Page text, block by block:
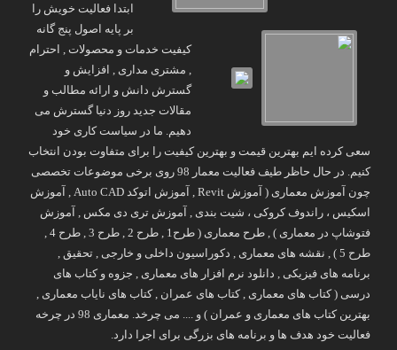
ابتدا فعالیت خویش را
بر پایه اصول پنج گانه
کیفیت خدمات و محصولات , احترام
, مشتری مداری , افزایش و
گسترش دانش و ارائه مطالب و
مقالات جدید روز دنیا گسترش می
دهیم. ما در سیاست کاری خود
سعی کرده ایم بهترین قیمت و بهترین کیفیت را برای متفاوت بودن انتخاب
کنیم. در حال حاظر طیف فعالیت معمار 98 روی برخی موضوعات تخصصی
چون آموزش معماری ( آموزش Revit , آموزش اتوکد Auto CAD , آموزش
اسکیس ، راندوف کروکی ، شیت بندی , آموزش تری دی مکس , آموزش
طرح 5 ) , نقشه های معماری , دکوراسیون داخلی و خارجی , تحقیق ,
برنامه های فیزیکی , دانلود نرم افزار های معماری , جزوه و کتاب های
درسی ( کتاب های معماری , کتاب های عمران , کتاب های نایاب معماری ,
بهترین کتاب های معماری و عمران ) و .... می چرخد. معماری 98 در چرخه
فعالیت خود هدف ها و برنامه های بزرگی برای اجرا دارد.